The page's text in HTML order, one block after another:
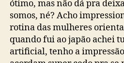
ótimo, mas não dá pra
somos, né? Acho
rotina das mulheres
quando fui ao japão achei
artificial, tenho a